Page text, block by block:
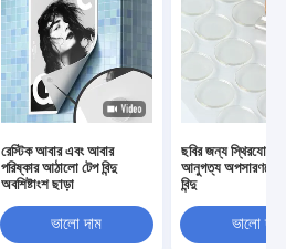
রেস্টিক আবার এবং আবার
পরিষ্কার আঠালো টেপ বিন্দু
অবশিষ্টাংশ ছাড়া
ভালো দাম
ছবির জন্য স্থিরযোগ্য
আনুগত্য অপসারণযোগ্য
বিন্দু
ভালো দাম